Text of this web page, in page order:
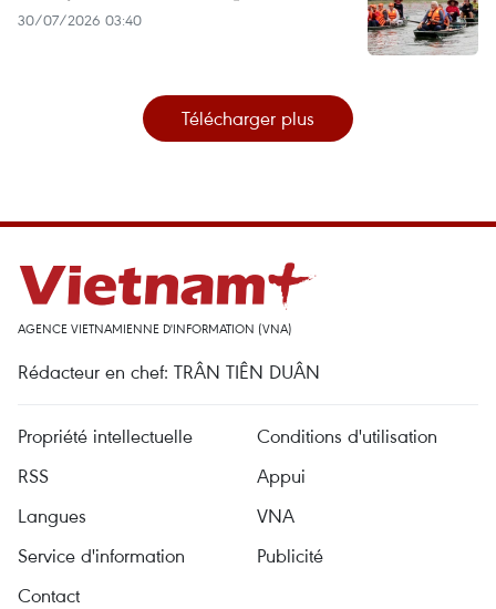
30/07/2026 03:40
Télécharger plus
AGENCE VIETNAMIENNE D'INFORMATION (VNA)
Rédacteur en chef: TRÂN TIÊN DUÂN
Propriété intellectuelle
Conditions d'utilisation
RSS
Appui
Langues
VNA
Service d'information
Publicité
Contact